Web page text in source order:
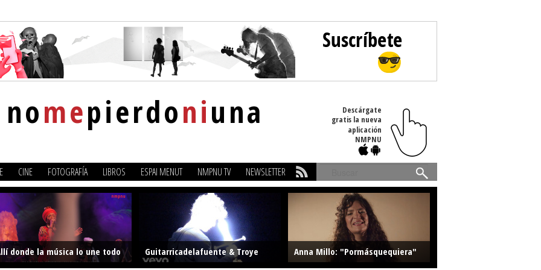
nomepierdoniuna
Descárgate
gratis la nueva
aplicación
NMPNU
CINE FOTOGRAFÍA LIBROS ESPAI MENUT NMPNU TV NEWSLETTER
Buscar
donde la música lo une todo
Guitarricadelafuente & Troye
Anna Millo: "Pormásquequiera"